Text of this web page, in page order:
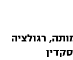
רגולציה